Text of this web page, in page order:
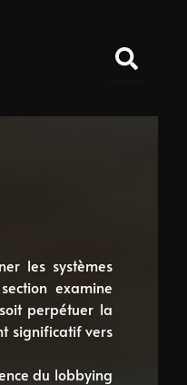
les systèmes
examine
perpétuer la
significatif vers
du lobbying